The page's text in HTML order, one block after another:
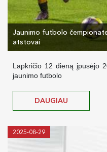
Jaunimo futbolo
atstovai
Lapkričio 12 dieną įpusėjo
jaunimo futbolo
DAUGIAU
2025-08-29